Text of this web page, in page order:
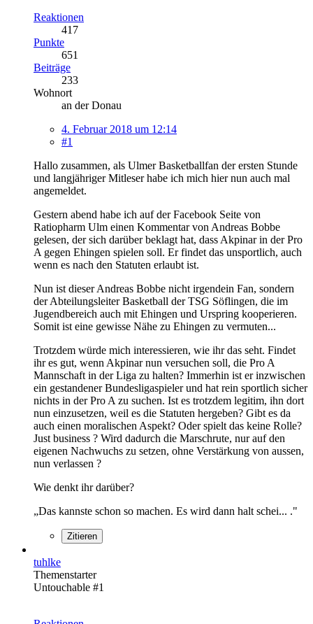
Reaktionen
417
Punkte
651
Beiträge
233
Wohnort
an der Donau
4. Februar 2018 um 12:14
#1
Hallo zusammen, als Ulmer Basketballfan der ersten Stunde
und langjähriger Mitleser habe ich mich hier nun auch mal
angemeldet.
Gestern abend habe ich auf der Facebook Seite von
Ratiopharm Ulm einen Kommentar von Andreas Bobbe
gelesen, der sich darüber beklagt hat, dass Akpinar in der Pro
A gegen Ehingen spielen soll. Er findet das unsportlich, auch
wenn es nach den Statuten erlaubt ist.
Nun ist dieser Andreas Bobbe nicht irgendein Fan, sondern
der Abteilungsleiter Basketball der TSG Söflingen, die im
Jugendbereich auch mit Ehingen und Urspring kooperieren.
Somit ist eine gewisse Nähe zu Ehingen zu vermuten...
Trotzdem würde mich interessieren, wie ihr das seht. Findet
ihr es gut, wenn Akpinar nun versuchen soll, die Pro A
Mannschaft in der Liga zu halten? Immerhin ist er inzwischen
ein gestandener Bundesligaspieler und hat rein sportlich sicher
nichts in der Pro A zu suchen. Ist es trotzdem legitim, ihn dort
nun einzusetzen, weil es die Statuten hergeben? Gibt es da
auch einen moralischen Aspekt? Oder spielt das keine Rolle?
Just business ? Wird dadurch die Marschrute, nur auf den
eigenen Nachwuchs zu setzen, ohne Verstärkung von aussen,
nun verlassen ?
Wie denkt ihr darüber?
„Das kannste schon so machen. Es wird dann halt schei... ."
Zitieren
tuhlke
Themenstarter
Untouchable #1